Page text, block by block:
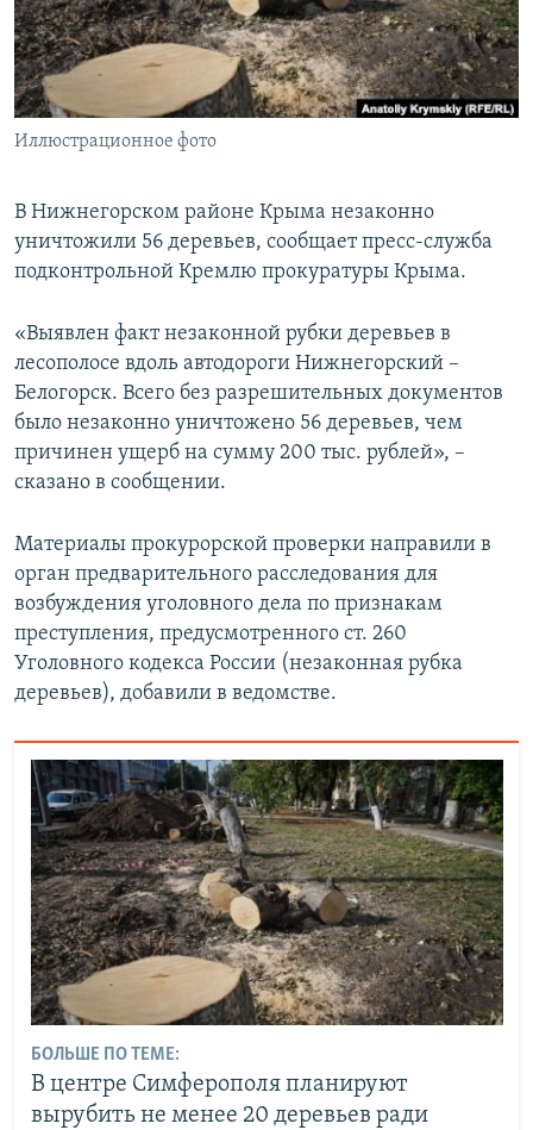
ПОБЕДИТЕЛЕЙ НЕ СУДЯТ?
КРЫМ.НЕПОКОРЕННЫЙ
ELIFBE
УКРАИНСКАЯ ПРОБЛЕМА КРЫМА
ПРИСОЕДИНЯЙТЕСЬ!
Иллюстрационное фото
В Нижнегорском районе Крыма незаконно
уничтожили 56 деревьев, сообщает пресс-служба
подконтрольной Кремлю прокуратуры Крыма.
«Выявлен факт незаконной рубки деревьев в
лесополосе вдоль автодороги Нижнегорский –
Белогорск. Всего без разрешительных документов
было незаконно уничтожено 56 деревьев, чем
причинен ущерб на сумму 200 тыс. рублей», –
сказано в сообщении.
Материалы прокурорской проверки направили в
орган предварительного расследования для
возбуждения уголовного дела по признакам
преступления, предусмотренного ст. 260
Уголовного кодекса России (незаконная рубка
деревьев), добавили в ведомстве.
БОЛЬШЕ ПО ТЕМЕ:
В центре Симферополя планируют
вырубить не менее 20 деревьев ради